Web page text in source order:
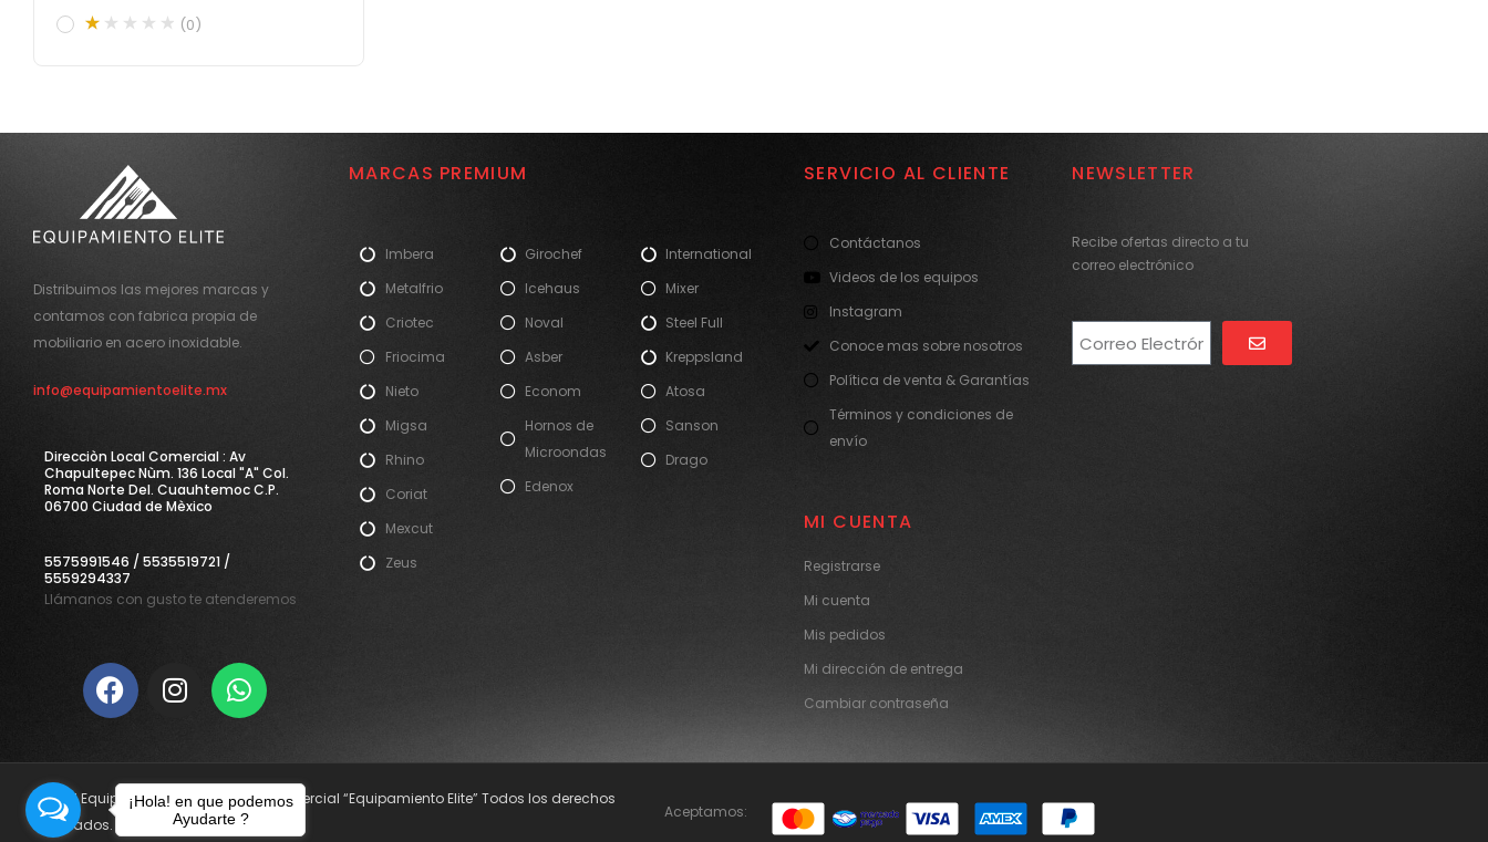
(0)
Distribuimos las mejores marcas y
contamos con fabrica propia de
mobiliario en acero inoxidable.
info@equipamientoelite.mx
Direcciòn Local Comercial : Av
Chapultepec Nùm. 136 Local "A" Col.
Roma Norte Del. Cuauhtemoc C.P.
06700 Ciudad de Mèxico
5575991546 / 5535519721 /
5559294337
Llámanos con gusto te atenderemos
MARCAS PREMIUM
Imbera
Metalfrio
Criotec
Friocima
Nieto
Migsa
Rhino
Coriat
Mexcut
Zeus
Girochef
Icehaus
Noval
Asber
Econom
Hornos de
Microondas
Edenox
International
Mixer
Steel Full
Kreppsland
Atosa
Sanson
Drago
SERVICIO AL CLIENTE
Contáctanos
Videos de los equipos
Instagram
Conoce mas sobre nosotros
Política de venta & Garantías
Términos y condiciones de
envío
MI CUENTA
Registrarse
Mi cuenta
Mis pedidos
Mi dirección de entrega
Cambiar contraseña
NEWSLETTER
Recibe ofertas directo a tu
correo electrónico
© 2021 Equipamiento Elite. Nombre Comercial “Equipamiento Elite” Todos los derechos
reservados.
Aceptamos:
¡Hola! en que podemos
Ayudarte ?